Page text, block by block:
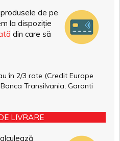
de pe
la dispoziție
din care să
în 2/3 rate (Credit Europe
Transilvania, Garanti
LIVRARE